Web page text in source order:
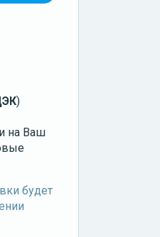
)
на Ваш
будет